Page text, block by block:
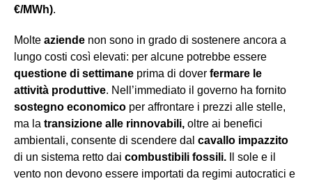
€/MWh).
Molte aziende non sono in grado di sostenere ancora a
lungo costi così elevati: per alcune potrebbe essere
questione di settimane prima di dover fermare le
attività produttive. Nell’immediato il governo ha fornito
sostegno economico per affrontare i prezzi alle stelle,
ma la transizione alle rinnovabili, oltre ai benefici
ambientali, consente di scendere dal cavallo impazzito
di un sistema retto dai combustibili fossili.
Il sole e il
vento non devono essere importati da regimi autocratici e